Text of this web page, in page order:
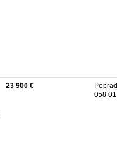
23 900 €
Poprad
058 01